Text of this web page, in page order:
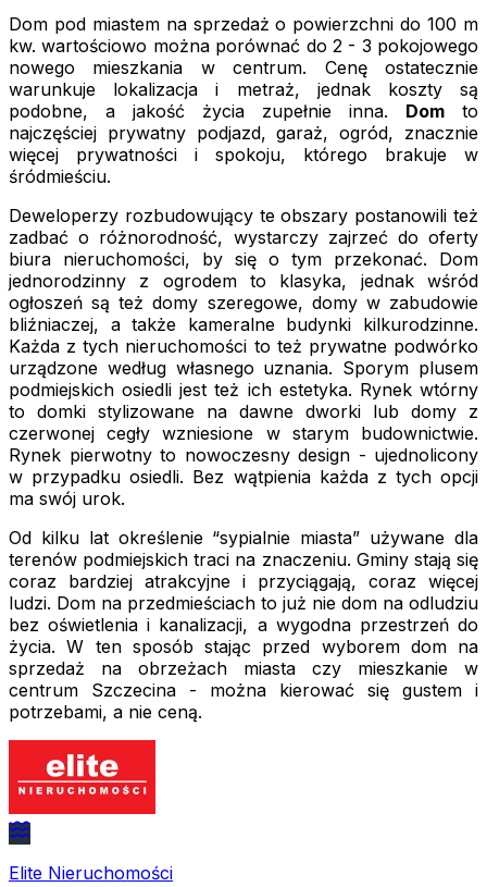
Dom pod miastem na sprzedaż o powierzchni do 100 m
kw. wartościowo można porównać do 2 - 3 pokojowego
nowego mieszkania w centrum. Cenę ostatecznie
warunkuje lokalizacja i metraż, jednak koszty są
podobne, a jakość życia zupełnie inna. Dom to
najczęściej prywatny podjazd, garaż, ogród, znacznie
więcej prywatności i spokoju, którego brakuje w
śródmieściu.
Deweloperzy rozbudowujący te obszary postanowili też
zadbać o różnorodność, wystarczy zajrzeć do oferty
biura nieruchomości, by się o tym przekonać. Dom
jednorodzinny z ogrodem to klasyka, jednak wśród
ogłoszeń są też domy szeregowe, domy w zabudowie
bliźniaczej, a także kameralne budynki kilkurodzinne.
Każda z tych nieruchomości to też prywatne podwórko
urządzone według własnego uznania. Sporym plusem
podmiejskich osiedli jest też ich estetyka. Rynek wtórny
to domki stylizowane na dawne dworki lub domy z
czerwonej cegły wzniesione w starym budownictwie.
Rynek pierwotny to nowoczesny design - ujednolicony
w przypadku osiedli. Bez wątpienia każda z tych opcji
ma swój urok.
Od kilku lat określenie “sypialnie miasta” używane dla
terenów podmiejskich traci na znaczeniu. Gminy stają się
coraz bardziej atrakcyjne i przyciągają, coraz więcej
ludzi. Dom na przedmieściach to już nie dom na odludziu
bez oświetlenia i kanalizacji, a wygodna przestrzeń do
życia. W ten sposób stając przed wyborem dom na
sprzedaż na obrzeżach miasta czy mieszkanie w
centrum Szczecina - można kierować się gustem i
potrzebami, a nie ceną.
Elite Nieruchomości